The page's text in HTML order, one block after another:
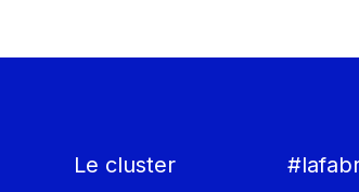
Le cluster